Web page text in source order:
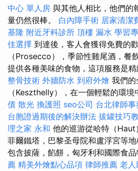
中心 單人房 與其他人相比，他們的
量仍然很棒。 白內障手術 居家清潔
基隆 附近牙科診所 頂樓 漏水 學習
佳選擇 到達後，客人會獲得免費的
（Prosecco），季節性雞尾酒，餐
提供各種美味的食物，這項服務是精
整骨技術 外牆防水 到府外燴 我們
（Keszthelly），在一個輕鬆的環境
債 散光 換護照 seo公司 台北律師
台胞證過期後的解決辦法 拔罐技巧
理之家 永和 他的巡游從哈特（
菲爾鐵塔，巴黎圣母院和盧浮宮等
包含披薩，餡餅，匈牙利和國際食品
薦 精美外燴點心品項 律師推薦 老人